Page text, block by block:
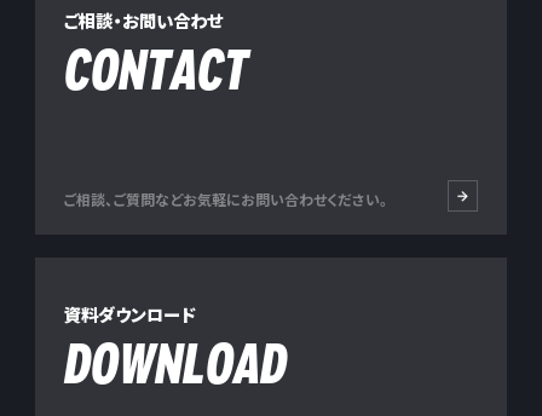
ご相談・お問い合わせ
CONTACT
ご相談、ご質問などお気軽にお問い合わせください。
資料ダウンロード
DOWNLOAD